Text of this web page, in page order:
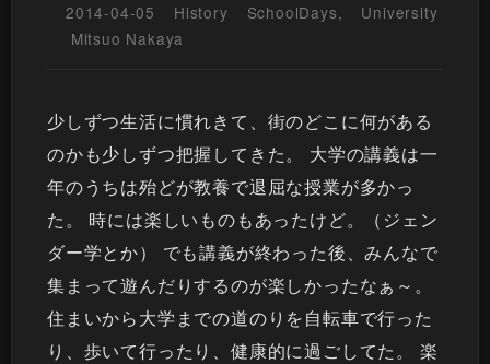
2014-04-05 History SchoolDays,
University
Mitsuo Nakaya
少しずつ生活に慣れきて、街のどこに何がある
のかも少しずつ把握してきた。 大学の講義は一
年のうちは殆どが教養で退屈な授業が多かっ
た。 時には楽しいものもあったけど。（ジェン
ダー学とか） でも講義が終わった後、みんなで
集まって遊んだりするのが楽しかったなぁ～。
住まいから大学までの道のりを自転車で行った
り、歩いて行ったり、健康的に過ごしてた。 楽